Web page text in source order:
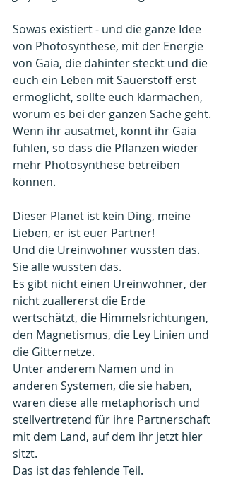
Sowas existiert - und die ganze Idee
von Photosynthese, mit der Energie
von Gaia, die dahinter steckt und die
euch ein Leben mit Sauerstoff erst
ermöglicht, sollte euch klarmachen,
worum es bei der ganzen Sache geht.
Wenn ihr ausatmet, könnt ihr Gaia
fühlen, so dass die Pflanzen wieder
mehr Photosynthese betreiben
können.
Dieser Planet ist kein Ding, meine
Lieben, er ist euer Partner!
Und die Ureinwohner wussten das.
Sie alle wussten das.
Es gibt nicht einen Ureinwohner, der
nicht zuallererst die Erde
wertschätzt, die Himmelsrichtungen,
den Magnetismus, die Ley Linien und
die Gitternetze.
Unter anderem Namen und in
anderen Systemen, die sie haben,
waren diese alle metaphorisch und
stellvertretend für ihre Partnerschaft
mit dem Land, auf dem ihr jetzt hier
sitzt.
Das ist das fehlende Teil.